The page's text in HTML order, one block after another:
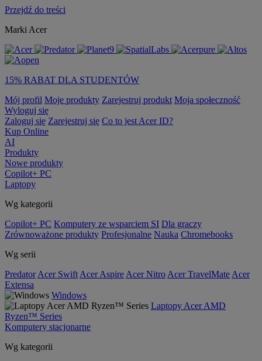
Przejdź do treści
Marki Acer
15% RABAT DLA STUDENTÓW
Mój profil Moje produkty Zarejestruj produkt Moja społeczność
Wyloguj się
Zaloguj się Zarejestruj się Co to jest Acer ID?
Kup Online
AI
Produkty
Nowe produkty
Copilot+ PC
Laptopy
Wg kategorii
Copilot+ PC Komputery ze wsparciem SI Dla graczy
Zrównoważone produkty Profesjonalne Nauka Chromebooks
Wg serii
Predator Acer Swift Acer Aspire Acer Nitro Acer TravelMate Acer
Extensa
Windows
Laptopy Acer AMD
Ryzen™ Series
Komputery stacjonarne
Wg kategorii